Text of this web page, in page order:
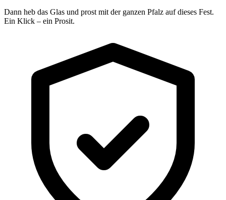
Dann heb das Glas und prost mit der ganzen Pfalz auf dieses Fest.
Ein Klick – ein Prosit.